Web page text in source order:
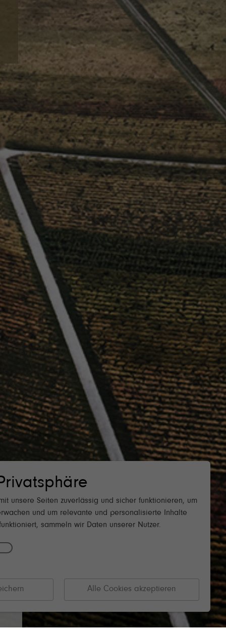
210
SIE F E R S H E I M
Juli & 15. August 2026
2026
unsere Seiten zuverlässig und sicher funktionieren, um
und um relevante und personalisierte Inhalte
sammeln wir Daten unserer Nutzer.
Alle Cookies akzeptieren